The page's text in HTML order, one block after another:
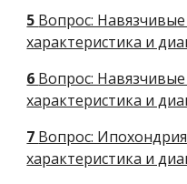
5 Вопрос:
характеристика и
6 Вопрос: Навязчивые
характеристика и
7 Вопрос:
характеристика и